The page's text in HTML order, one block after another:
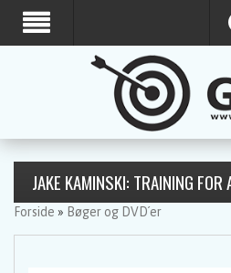
JAKE KAMINSKI: TRAINING FOR
Forside » Bøger og DVD´er